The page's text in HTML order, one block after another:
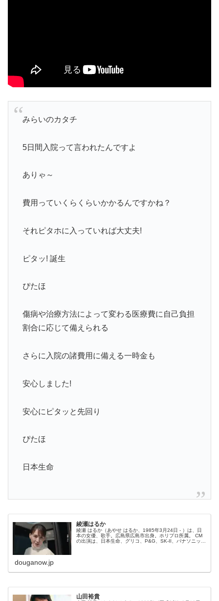
みらいのカタチ
5日間入院って言われたんですよ
ありゃ～
費用っていくらくらいかかるんですかね？
それピタホに入っていれば大丈夫!
ピタッ! 誕生
ぴたほ
傷病や治療方法によって変わる医療費に自己負担
割合に応じて備えられる
さらに入院の諸費用に備える一時金も
安心しました!
安心にピタッと先回り
ぴたほ
日本生命
綾瀬はるか
綾瀬 はるか（あやせ はるか、1985年3月24日 - ）は、日
本の女優、歌手。広島県広島市出身。ホリプロ所属。 CM
の出演は、日本生命、グリコ、P&G、SK-II、パナソニッ
douganow.jp
山田裕貴